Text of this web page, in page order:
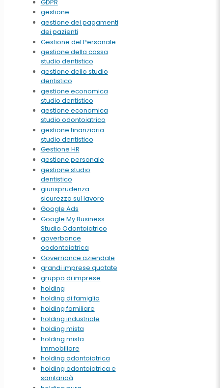
GDPR
gestione
gestione dei pagamenti
dei pazienti
Gestione del Personale
gestione della cassa
studio dentistico
gestione dello studio
dentistico
gestione economica
studio dentistico
gestione economica
studio odontoiatrico
gestione finanziaria
studio dentistico
Gestione HR
gestione personale
gestione studio
dentistico
giurisprudenza
sicurezza sul lavoro
Google Ads
Google My Business
Studio Odontoiatrico
goverbance
oodontoiatrica
Governance aziendale
grandi imprese quotate
gruppo di imprese
holding
holding di famiglia
holding familiare
holding industriale
holding mista
holding mista
immobiliare
holding odontoiatrica
holding odontoiatrica e
sanitariaà